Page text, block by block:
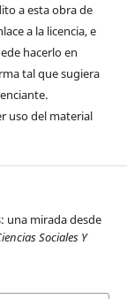
a esta obra de
a la licencia, e
hacerlo en
tal que sugiera
uso del material
una mirada desde
Sociales Y